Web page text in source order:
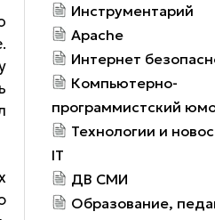
Инструментарий
Apache
Интернет
Компьютерно-
программистский
Технологии и
IT
ДВ СМИ
Образование,